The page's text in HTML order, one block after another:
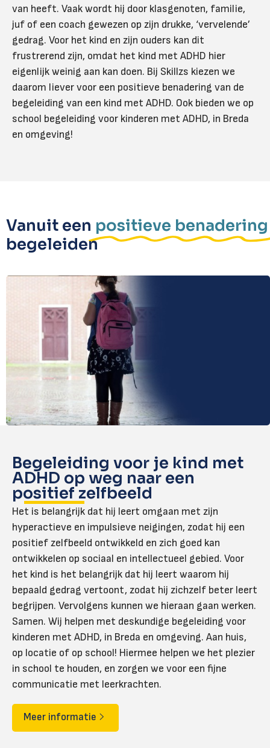
van heeft. Vaak wordt hij door klasgenoten, familie,
juf of een coach gewezen op zijn drukke, ‘vervelende’
gedrag. Voor het kind en zijn ouders kan dit
frustrerend zijn, omdat het kind met ADHD hier
eigenlijk weinig aan kan doen. Bij Skillzs kiezen we
daarom liever voor een positieve benadering van de
begeleiding van een kind met ADHD. Ook bieden we op
school begeleiding voor kinderen met ADHD, in Breda
en omgeving!
Vanuit een positieve benadering
begeleiden
Begeleiding voor je kind met
ADHD op weg naar een
positief zelfbeeld
Het is belangrijk dat hij leert omgaan met zijn
hyperactieve en impulsieve neigingen, zodat hij een
positief zelfbeeld ontwikkeld en zich goed kan
ontwikkelen op sociaal en intellectueel gebied. Voor
het kind is het belangrijk dat hij leert waarom hij
bepaald gedrag vertoont, zodat hij zichzelf beter leert
begrijpen. Vervolgens kunnen we hieraan gaan werken.
Samen. Wij helpen met deskundige begeleiding voor
kinderen met ADHD, in Breda en omgeving. Aan huis,
op locatie of op school! Hiermee helpen we het plezier
in school te houden, en zorgen we voor een fijne
communicatie met leerkrachten.
Meer informatie